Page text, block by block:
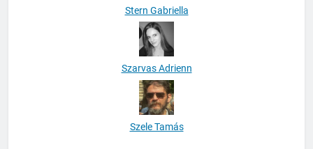
Stern Gabriella
Szarvas Adrienn
Szele Tamás